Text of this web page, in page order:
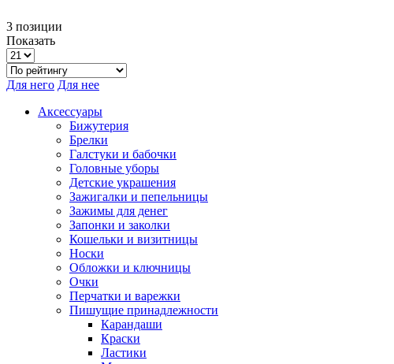
3 позиции
Показать
Для него Для нее
Аксессуары
Бижутерия
Брелки
Галстуки и бабочки
Головные уборы
Детские украшения
Зажигалки и пепельницы
Зажимы для денег
Запонки и заколки
Кошельки и визитницы
Носки
Обложки и ключницы
Очки
Перчатки и варежки
Пишущие принадлежности
Карандаши
Краски
Ластики